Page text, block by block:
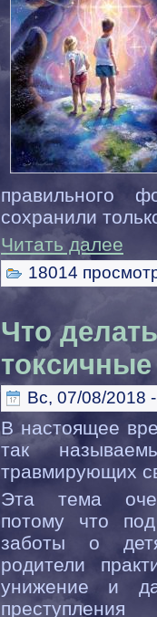
правильного
сохранили
Читать далее
18014
Что
Вс, 07/08/2018
В настоящее
так
травмирующих
Эта тема
потому что
заботы о
родители
унижение и